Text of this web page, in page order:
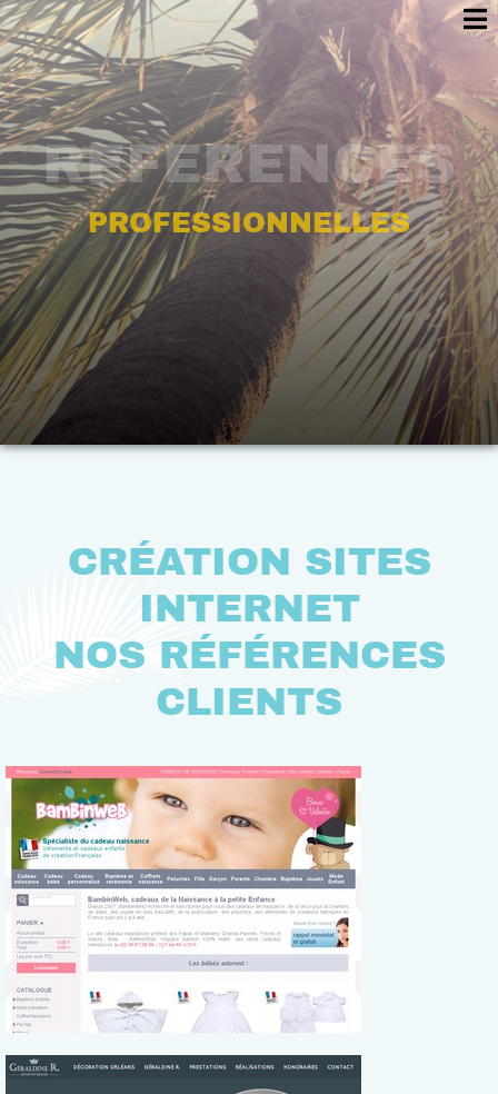
REFERENCES
PROFESSIONNELLES
CRÉATION SITES
INTERNET
NOS RÉFÉRENCES
CLIENTS